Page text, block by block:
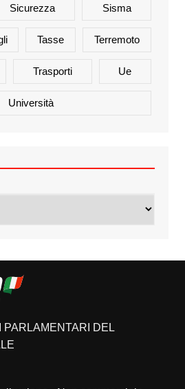
Sicurezza Sisma
Tasse Terremoto
Trasporti Ue
Università
DEL